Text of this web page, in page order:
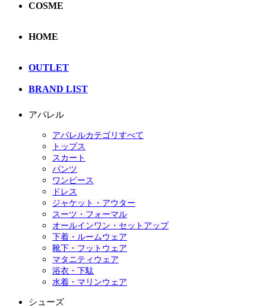
COSME
HOME
OUTLET
BRAND LIST
アパレル
アパレルカテゴリすべて
トップス
スカート
パンツ
ワンピース
ドレス
ジャケット・アウター
スーツ・フォーマル
オールインワン・セットアップ
下着・ルームウェア
靴下・フットウェア
マタニティウェア
浴衣・下駄
水着・マリンウェア
シューズ